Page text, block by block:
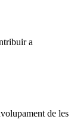
a
de les